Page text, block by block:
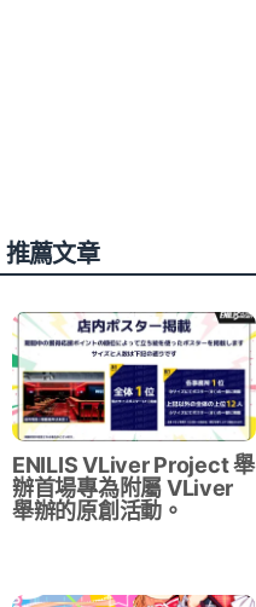
推薦文章
ENILIS VLiver Project 舉
辦首場專為附屬 VLiver
舉辦的原創活動。